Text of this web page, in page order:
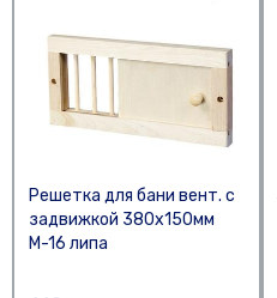
Решетка для бани вент. с
задвижкой 380х150мм
М-16 липа